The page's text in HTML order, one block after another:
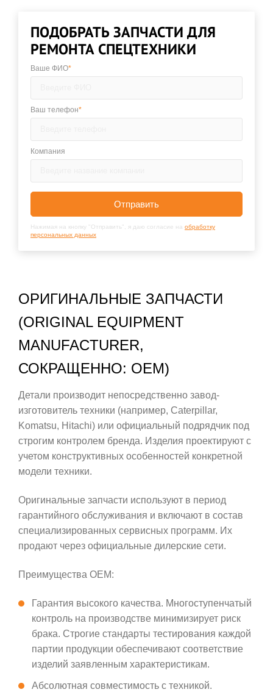
ПОДОБРАТЬ ЗАПЧАСТИ ДЛЯ
РЕМОНТА СПЕЦТЕХНИКИ
Ваше ФИО*
Ваш телефон*
Компания
Нажимая на кнопку "Отправить", я даю согласие на обработку
персональных данных
Отправить
ОРИГИНАЛЬНЫЕ ЗАПЧАСТИ
(ORIGINAL EQUIPMENT
MANUFACTURER,
СОКРАЩЕННО: OEM)
Детали производит непосредственно завод-
изготовитель техники (например, Caterpillar,
Komatsu, Hitachi) или официальный подрядчик под
строгим контролем бренда. Изделия проектируют с
учетом конструктивных особенностей конкретной
модели техники.
Оригинальные запчасти используют в период
гарантийного обслуживания и включают в состав
специализированных сервисных программ. Их
продают через официальные дилерские сети.
Преимущества OEM:
Гарантия высокого качества. Многоступенчатый
контроль на производстве минимизирует риск
брака. Строгие стандарты тестирования каждой
партии продукции обеспечивают соответствие
изделий заявленным характеристикам.
Абсолютная совместимость с техникой.